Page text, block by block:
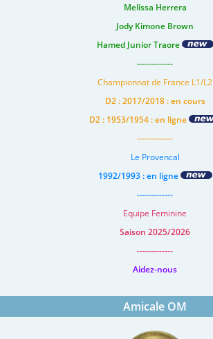
Melissa Herrera
Jody Kimone Brown
Hamed Junior Traore
-------------
Championnat de France L1/L2
D2 : 2017/2018 : en cours
D2 : 1953/1954 : en ligne
-------------
Le Provencal
1992/1993 : en ligne
-------------
Equipe Feminine
Saison 2025/2026
-------------
Aidez-nous
Amicale OM